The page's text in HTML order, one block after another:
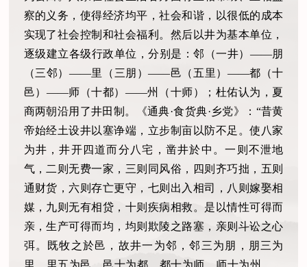
察的义务，使得经济均平，社会和谐，以很低的成本
实现了社会控制和社会福利。然后以井为基本单位，
逐级建立各级行政单位，分别是：邻（一井） ——朋
（三邻）——里（三朋）——邑（五里）——都（十
邑）——师（十都）——州（十师）；杜佑认为，夏
商两朝沿用了井田制。《通典·食货典·乡党》：“昔黄
帝始经土设井以塞诤端，立步制亩以防不足。使八家
为井，井开四道而分八宅，凿井於中。一则不泄地
气，二则无费一家，三则同风俗，四则齐巧拙，五则
通财货，六则存亡更守，七则出入相司，八则嫁娶相
媒，九则无有相贷，十则疾病相救。是以情性可得而
亲，生产可得而均，均则欺陵之路塞，亲则斗讼之心
弭。既牧之於邑，故井一为邻，邻三为朋，朋三为
里，里五为邑，邑十为都，都十为师，师十为州……